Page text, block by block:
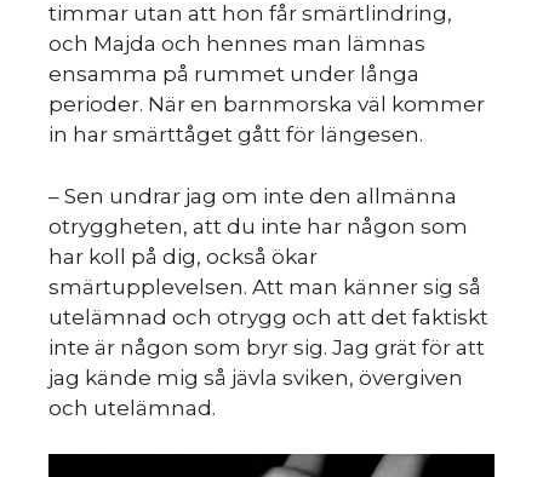
timmar utan att hon får smärtlindring,
och Majda och hennes man lämnas
ensamma på rummet under långa
perioder. När en barnmorska väl kommer
in har smärttåget gått för längesen.
– Sen undrar jag om inte den allmänna
otryggheten, att du inte har någon som
har koll på dig, också ökar
smärtupplevelsen. Att man känner sig så
utelämnad och otrygg och att det faktiskt
inte är någon som bryr sig. Jag grät för att
jag kände mig så jävla sviken, övergiven
och utelämnad.